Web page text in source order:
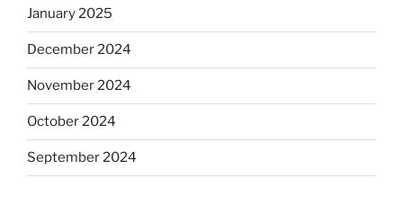
January 2025
December 2024
November 2024
October 2024
September 2024